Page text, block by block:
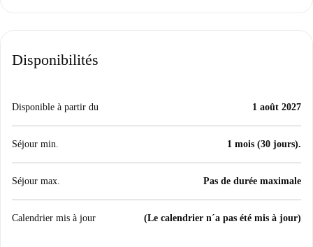
Disponibilités
Disponible à partir du 1 août 2027
Séjour min. 1 mois (30 jours).
Séjour max. Pas de durée maximale
Calendrier mis à jour (Le calendrier n´a pas été mis à jour)